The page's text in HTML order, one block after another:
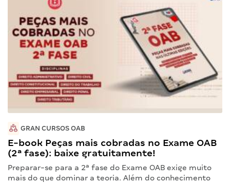
GRAN CURSOS OAB
E-book Peças mais cobradas no Exame OAB
(2ª fase): baixe gratuitamente!
Preparar-se para a 2ª fase do Exame OAB exige muito
mais do que dominar a teoria. Além do conhecimento